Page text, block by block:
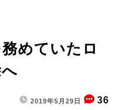
めていたロ
2019年5月29日 36